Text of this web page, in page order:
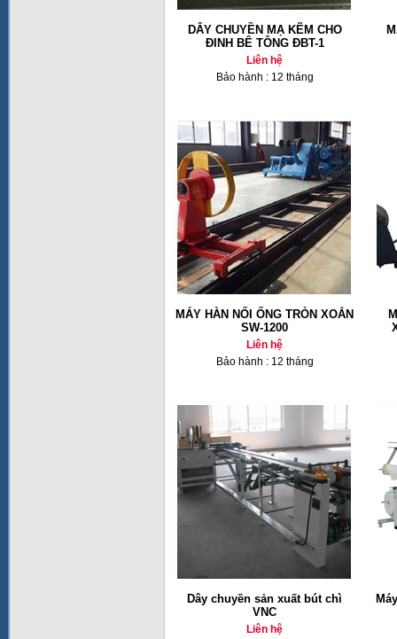
DÂY CHUYỀN MẠ KẼM CHO
ĐINH BÊ TÔNG ĐBT-1
Liên hệ
Bảo hành : 12 tháng
MÁY HÀN NỐI ỐNG TRÒN XOẮN
SW-1200
Liên hệ
Bảo hành : 12 tháng
Dây chuyền sản xuất bút chì
VNC
Liên hệ